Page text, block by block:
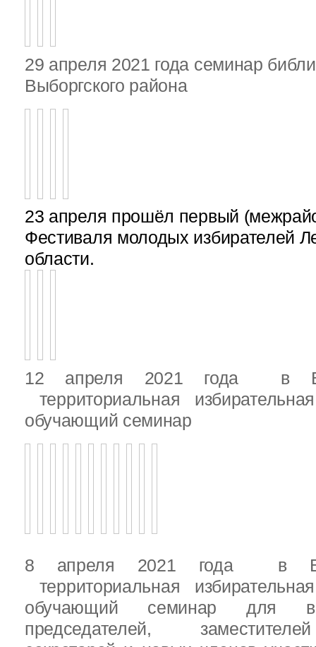
29 апреля 2021 года семинар
Выборгского района
23 апреля прошёл первый
Фестиваля молодых избирателей
области.
12 апреля 2021 года в
территориальная
обучающий семинар
8 апреля 2021 года в
территориальная
обучающий семинар для
председателей,